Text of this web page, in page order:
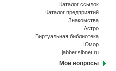
Каталог ссылок
Каталог предприятий
Знакомства
Астро
Виртуальная библиотека
Юмор
jabber.sibnet.ru
Мои вопросы